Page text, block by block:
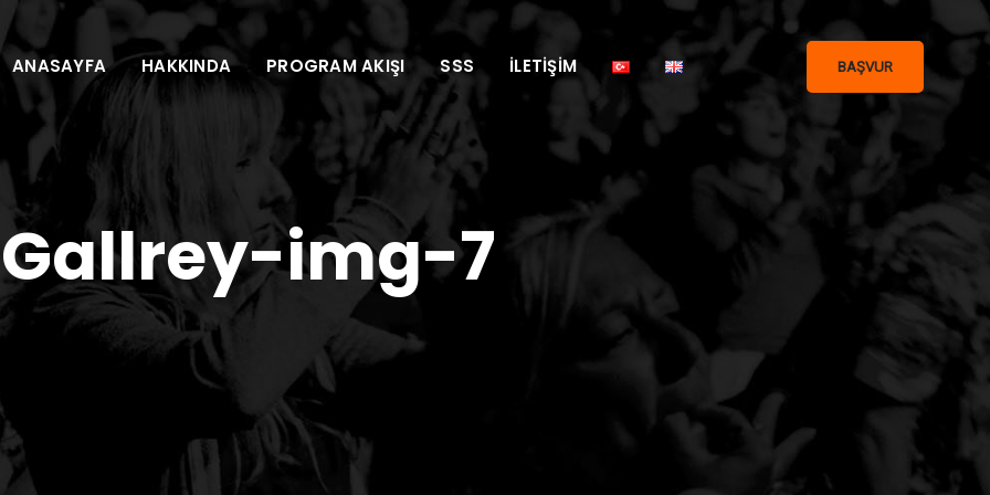
ANASAYFA HAKKINDA PROGRAM AKIŞI SSS İLETIŞIM BAŞVUR
Gallrey-img-7